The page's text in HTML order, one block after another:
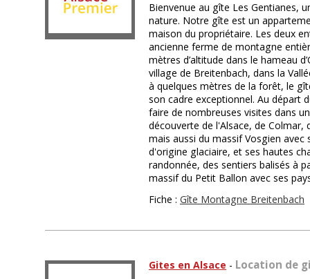
Bienvenue au gîte Les Gentianes,
nature. Notre gîte est un
maison du propriétaire. Les deux
ancienne ferme de montagne
mètres d’altitude dans le hameau
village de Breitenbach, dans la
à quelques mètres de la forêt, le
son cadre exceptionnel. Au départ
faire de nombreuses visites dans
découverte de l'Alsace, de Colmar,
mais aussi du massif Vosgien avec
d'origine glaciaire, et ses hautes
randonnée, des sentiers balisés à
massif du Petit Ballon avec ses
Fiche : Gîte Montagne Breitenbach
Gites en Alsace - Location de